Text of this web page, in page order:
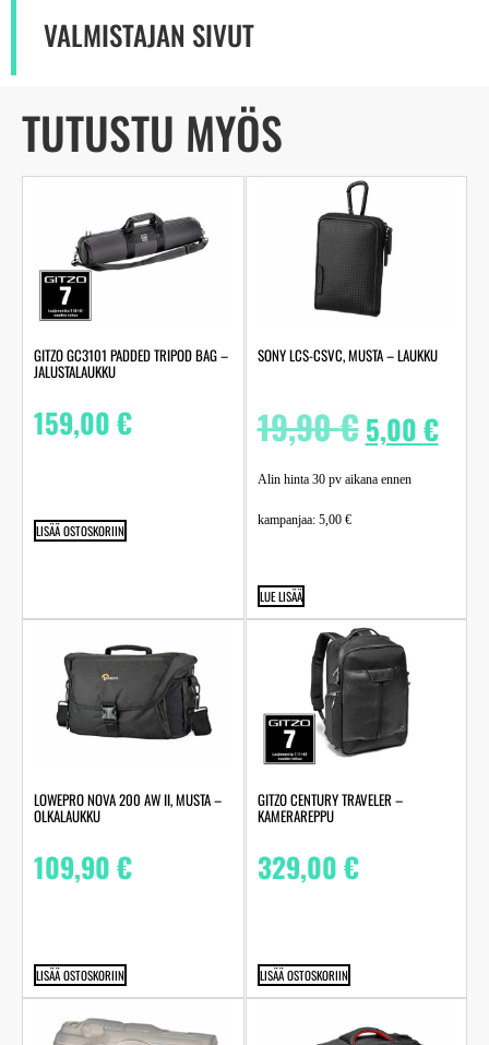
VALMISTAJAN SIVUT
TUTUSTU MYÖS
GITZO GC3101 PADDED TRIPOD BAG –
JALUSTALAUKKU
159,00€
LISÄÄ OSTOSKORIIN
SONY LCS-CSVC, MUSTA – LAUKKU
19,90€ 5,00€
Alin hinta 30 pv aikana ennen
kampanjaa: 5,00 €
LUE LISÄÄ
LOWEPRO NOVA 200 AW II, MUSTA –
OLKALAUKKU
109,90€
LISÄÄ OSTOSKORIIN
GITZO CENTURY TRAVELER –
KAMERAREPPU
329,00€
LISÄÄ OSTOSKORIIN